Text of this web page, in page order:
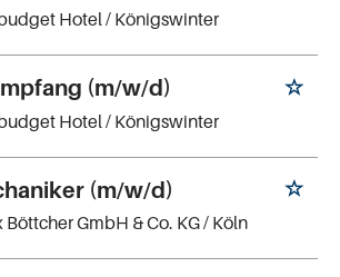
Hotel/ Königswinter
(m/w/d)
Hotel / Königswinter
(m/w/d)
Böttcher GmbH & Co. KG/ Köln